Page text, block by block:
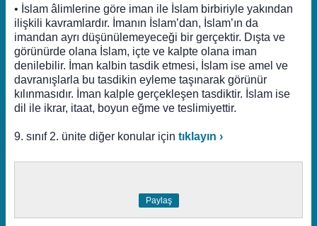
• İslam âlimlerine göre iman ile İslam birbiriyle yakından
ilişkili kavramlardır. İmanın İslam’dan, İslam’ın da
imandan ayrı düşünülemeyeceği bir gerçektir. Dışta ve
görünürde olana İslam, içte ve kalpte olana iman
denilebilir. İman kalbin tasdik etmesi, İslam ise amel ve
davranışlarla bu tasdikin eyleme taşınarak görünür
kılınmasıdır. İman kalple gerçekleşen tasdiktir. İslam ise
dil ile ikrar, itaat, boyun eğme ve teslimiyettir.
9. sınıf 2. ünite diğer konular için tıklayın ›
Paylaş